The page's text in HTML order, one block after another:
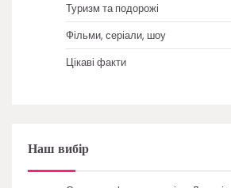
Туризм та подорожі
Фільми, серіали, шоу
Цікаві факти
Наш вибір